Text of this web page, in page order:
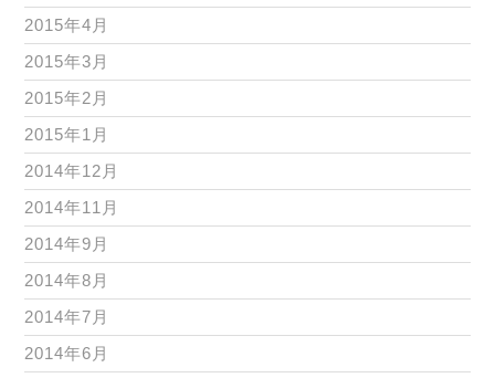
2015年4月
2015年3月
2015年2月
2015年1月
2014年12月
2014年11月
2014年9月
2014年8月
2014年7月
2014年6月